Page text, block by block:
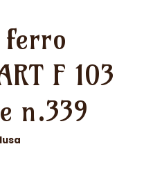
F 103
n.339